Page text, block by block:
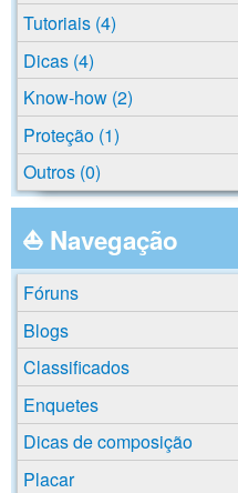
Tutoriais (4)
Dicas (4)
Know-how (2)
Proteção (1)
Outros (0)
⛵ Navegação
Fóruns
Blogs
Classificados
Enquetes
Dicas de composição
Placar